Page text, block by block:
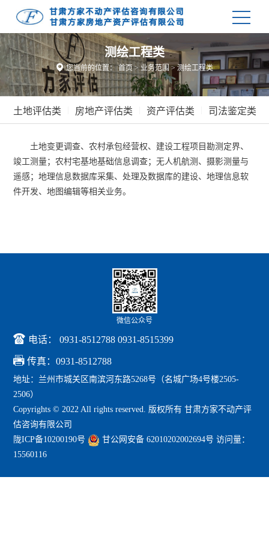
测绘工程类
您当前的位置：首页>业务范围>测绘工程类
土地评估类 房地产评估类 资产评估类 司法鉴定类
土地变更调查、农村承包经营权、建设工程项目勘测定界、
竣工测量；农村宅基地基础信息调查；无人机航测、摄影测量与
遥感；地理信息数据库采集、处理及数据库的建设、地理信息软
件开发、地图编辑等相关业务。
 电话： 0931-8512788 0931-8515399
 传真：0931-8512788
地址：兰州市城关区南滨河东路5268号（名城广场4号楼2505-
2506）
Copyrights © 2022 All rights reserved. 版权所有 甘肃方家不动产评
估咨询有限公司
陇ICP备10200190号
甘公网安备 62010202002694号访问量：
15560116
微信公众号